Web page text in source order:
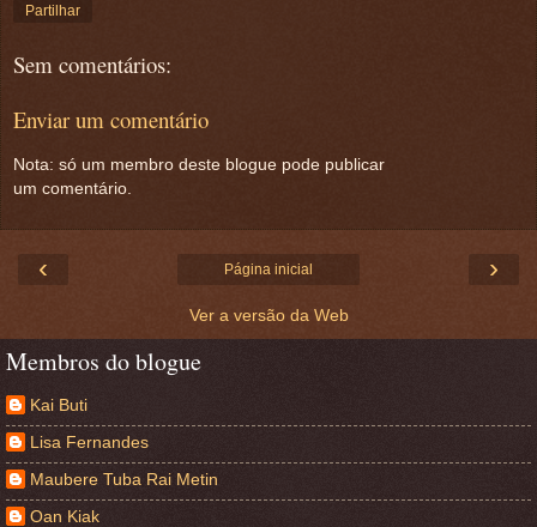
Partilhar
Sem comentários:
Enviar um comentário
Nota: só um membro deste blogue pode publicar
um comentário.
‹ ›
Página inicial
Ver a versão da Web
Membros do blogue
Kai Buti
Lisa Fernandes
Maubere Tuba Rai Metin
Oan Kiak